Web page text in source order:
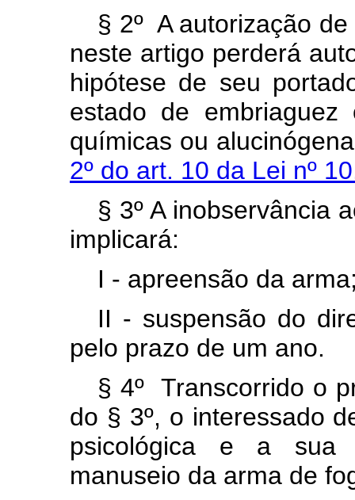
§ 2º A autorização
neste artigo perderá
hipótese de seu
estado de
químicas ou
2º do art. 10 da Lei nº
§ 3º A inobservância
implicará:
I - apreensão da
II - suspensão do
pelo prazo de um ano.
§ 4º Transcorrido o
do § 3º, o interessado
psicológica e a sua
manuseio da arma de